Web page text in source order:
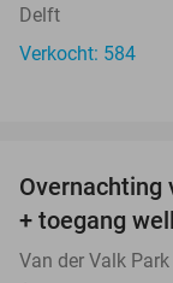
Delft
Verkocht: 584
Overnachting
+ toegang
Van der Valk